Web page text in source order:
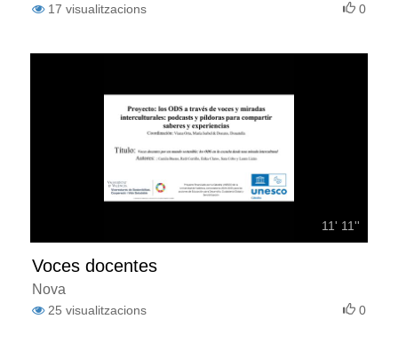
17 visualitzacions 0
11' 11''
Voces docentes
Nova
25 visualitzacions 0